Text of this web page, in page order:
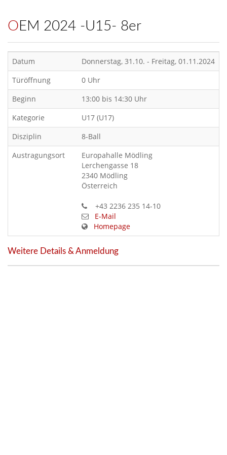
OEM 2024 -U15- 8er
Datum
Donnerstag, 31.10. - Freitag, 01.11.2024
Türöffnung
0 Uhr
Beginn
13:00 bis 14:30 Uhr
Kategorie
U17 (U17)
Disziplin
8-Ball
Austragungsort
Europahalle Mödling
Lerchengasse 18
2340 Mödling
Österreich
+43 2236 235 14-10
E-Mail
Homepage
Weitere Details & Anmeldung